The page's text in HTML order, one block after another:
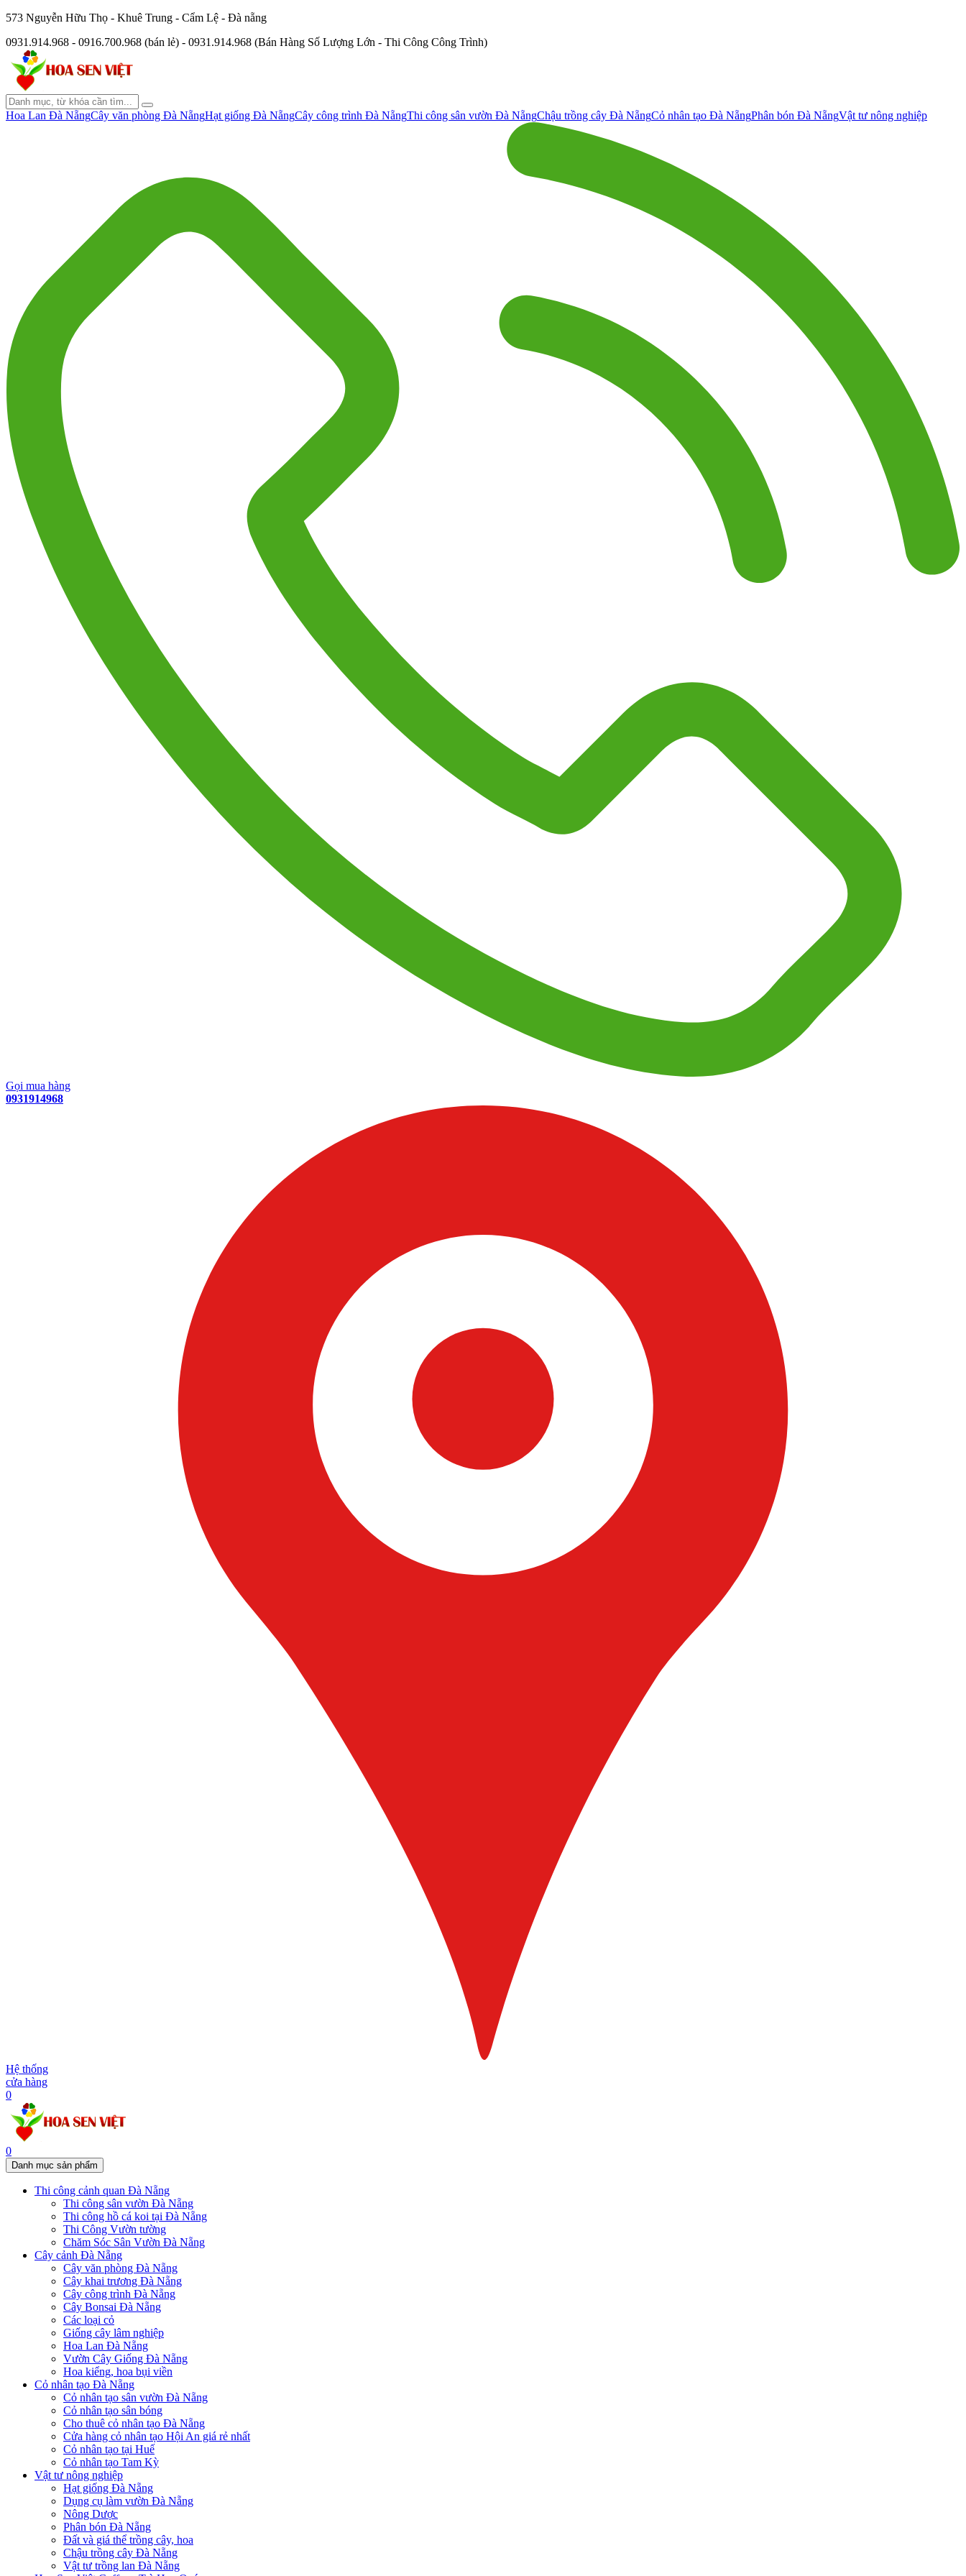
573 Nguyễn Hữu Thọ - Khuê Trung - Cẩm Lệ - Đà nẵng
0931.914.968 - 0916.700.968 (bán lẻ) - 0931.914.968 (Bán Hàng Số Lượng Lớn - Thi Công Công Trình)
Hoa Lan Đà NẵngCây văn phòng Đà NẵngHạt giống Đà NẵngCây công trình Đà NẵngThi công sân vườn Đà NẵngChậu trồng cây Đà NẵngCỏ nhân tạo Đà NẵngPhân bón Đà NẵngVật tư nông nghiệp
Gọi mua hàng
0931914968
Hệ thống
cửa hàng
0
0
Danh mục sản phẩm
Thi công cảnh quan Đà Nẵng
Thi công sân vườn Đà Nẵng
Thi công hồ cá koi tại Đà Nẵng
Thi Công Vườn tường
Chăm Sóc Sân Vườn Đà Nẵng
Cây cảnh Đà Nẵng
Cây văn phòng Đà Nẵng
Cây khai trương Đà Nẵng
Cây công trình Đà Nẵng
Cây Bonsai Đà Nẵng
Các loại cỏ
Giống cây lâm nghiệp
Hoa Lan Đà Nẵng
Vườn Cây Giống Đà Nẵng
Hoa kiểng, hoa bụi viền
Cỏ nhân tạo Đà Nẵng
Cỏ nhân tạo sân vườn Đà Nẵng
Cỏ nhân tạo sân bóng
Cho thuê cỏ nhân tạo Đà Nẵng
Cửa hàng cỏ nhân tạo Hội An giá rẻ nhất
Cỏ nhân tạo tại Huế
Cỏ nhân tạo Tam Kỳ
Vật tư nông nghiệp
Hạt giống Đà Nẵng
Dụng cụ làm vườn Đà Nẵng
Nông Dược
Phân bón Đà Nẵng
Đất và giá thể trồng cây, hoa
Chậu trồng cây Đà Nẵng
Vật tư trồng lan Đà Nẵng